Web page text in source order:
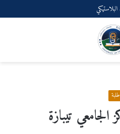
طلبة
الجامعي تيبازة